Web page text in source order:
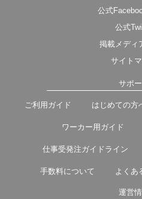
公式
公式
掲載メディ
サイト
サポ
ご利用ガイド はじめての方
ワーカー用ガイド
仕事受発注ガイドライン
手数料について よくあ
運営